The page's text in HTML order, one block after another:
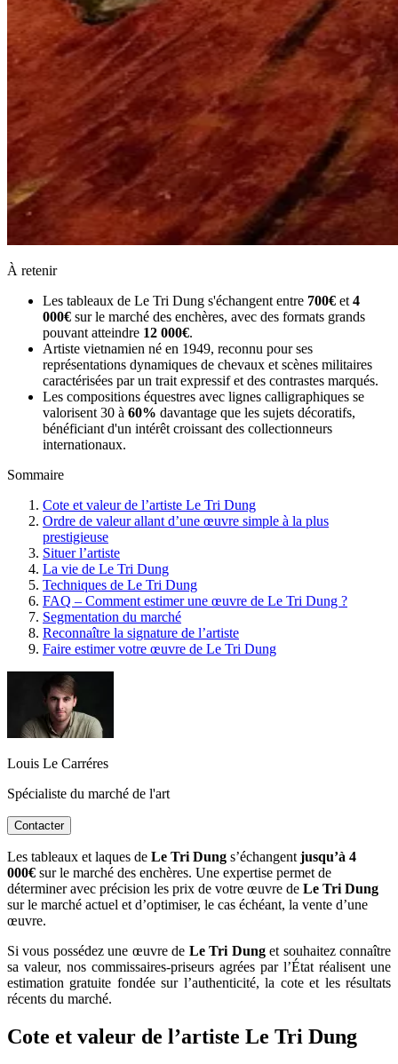
À retenir
Les tableaux de Le Tri Dung s'échangent entre 700€ et 4
000€ sur le marché des enchères, avec des formats grands
pouvant atteindre 12 000€.
Artiste vietnamien né en 1949, reconnu pour ses
représentations dynamiques de chevaux et scènes militaires
caractérisées par un trait expressif et des contrastes marqués.
Les compositions équestres avec lignes calligraphiques se
valorisent 30 à 60% davantage que les sujets décoratifs,
bénéficiant d'un intérêt croissant des collectionneurs
internationaux.
Sommaire
Cote et valeur de l’artiste Le Tri Dung
Ordre de valeur allant d’une œuvre simple à la plus
prestigieuse
Situer l’artiste
La vie de Le Tri Dung
Techniques de Le Tri Dung
FAQ – Comment estimer une œuvre de Le Tri Dung ?
Segmentation du marché
Reconnaître la signature de l’artiste
Faire estimer votre œuvre de Le Tri Dung
Louis Le Carréres
Spécialiste du marché de l'art
Contacter
Les tableaux et laques de Le Tri Dung s’échangent jusqu’à 4
000€ sur le marché des enchères. Une expertise permet de
déterminer avec précision les prix de votre œuvre de Le Tri Dung
sur le marché actuel et d’optimiser, le cas échéant, la vente d’une
œuvre.
Si vous possédez une œuvre de Le Tri Dunget souhaitez connaître
sa valeur, nos commissaires-priseurs agrées par l’État réalisent une
estimation gratuite fondée sur l’authenticité, la cote et les résultats
récents du marché.
Cote et valeur de l’artiste Le Tri Dung